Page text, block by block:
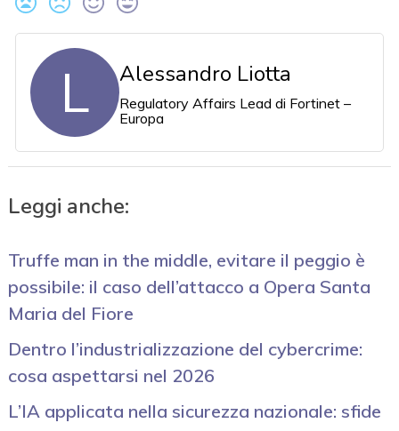
L Alessandro Liotta
Regulatory Affairs Lead di Fortinet –
Europa
Leggi anche:
Truffe man in the middle, evitare il peggio è
possibile: il caso dell’attacco a Opera Santa
Maria del Fiore
Dentro l’industrializzazione del cybercrime:
cosa aspettarsi nel 2026
L’IA applicata nella sicurezza nazionale: sfide